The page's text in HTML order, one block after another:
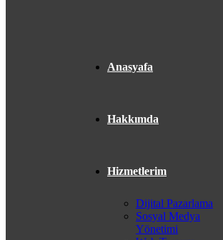
Anasyafa
Hakkımda
Hizmetlerim
Dijital Pazarlama
Sosyal Medya
Yönetimi